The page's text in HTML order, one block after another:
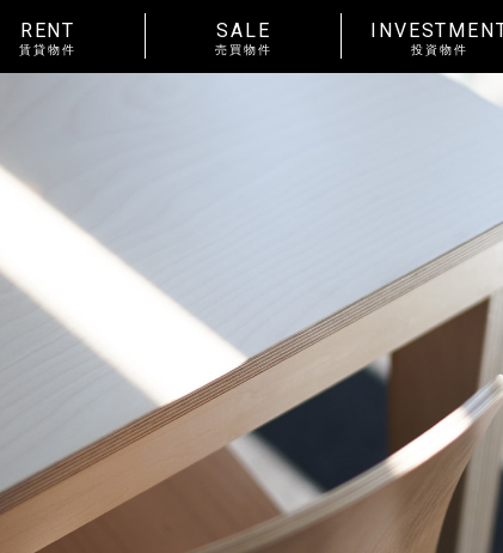
About us _私たちについて
News
賃貸オーナー様へ
種別 マンション
入居人数 ２人暮らし フ
ワンルーム 1K 1DK 1LDK
以上
金沢市全域 金沢市中心部
東部(金沢
野々市市 白山市
RENT
賃貸物件
SALE
売買物件 投資物件